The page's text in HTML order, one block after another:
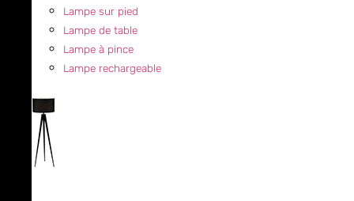
Lampe sur pied
Lampe de table
Lampe à pince
Lampe rechargeable